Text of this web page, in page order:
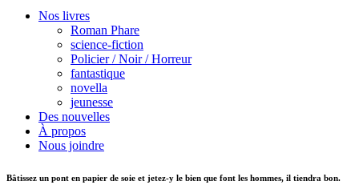
Nos livres
Roman Phare
science-fiction
Policier / Noir / Horreur
fantastique
novella
jeunesse
Des nouvelles
À propos
Nous joindre
Bâtissez un pont en papier de soie et jetez-y le bien que font les hommes, il tiendra bon.